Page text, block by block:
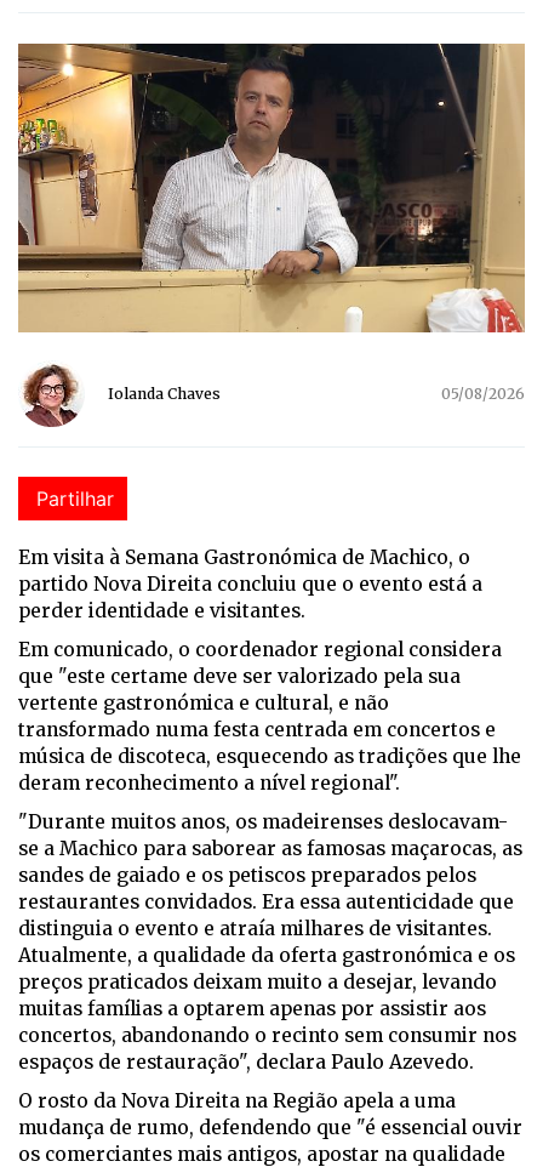
Iolanda Chaves 05/08/2026
Partilhar
Em visita à Semana Gastronómica de Machico, o
partido Nova Direita concluiu que o evento está a
perder identidade e visitantes.
Em comunicado, o coordenador regional considera
que "este certame deve ser valorizado pela sua
vertente gastronómica e cultural, e não
transformado numa festa centrada em concertos e
música de discoteca, esquecendo as tradições que lhe
deram reconhecimento a nível regional".
"Durante muitos anos, os madeirenses deslocavam-
se a Machico para saborear as famosas maçarocas, as
sandes de gaiado e os petiscos preparados pelos
restaurantes convidados. Era essa autenticidade que
distinguia o evento e atraía milhares de visitantes.
Atualmente, a qualidade da oferta gastronómica e os
preços praticados deixam muito a desejar, levando
muitas famílias a optarem apenas por assistir aos
concertos, abandonando o recinto sem consumir nos
espaços de restauração", declara Paulo Azevedo.
O rosto da Nova Direita na Região apela a uma
mudança de rumo, defendendo que "é essencial ouvir
os comerciantes mais antigos, apostar na qualidade